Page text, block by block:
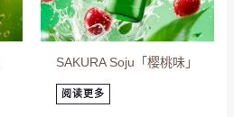
SAKURA Soju「樱桃味」
阅读更多